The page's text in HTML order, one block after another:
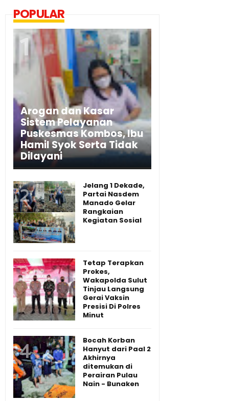
POPULAR
Arogan dan Kasar
Sistem Pelayanan
Puskesmas Kombos, Ibu
Hamil Syok Serta Tidak
Dilayani
Jelang 1 Dekade,
Partai Nasdem
Manado Gelar
Rangkaian
Kegiatan Sosial
Tetap Terapkan
Prokes,
Wakapolda Sulut
Tinjau Langsung
Gerai Vaksin
Presisi Di Polres
Minut
Bocah Korban
Hanyut dari Paal 2
Akhirnya
ditemukan di
Perairan Pulau
Nain - Bunaken